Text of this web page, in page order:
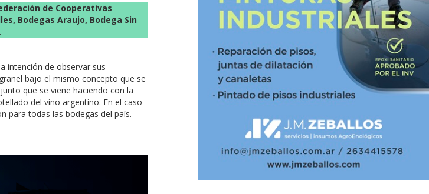
de Cooperativas
Bodegas Araujo, Bodega Sin
.
intención de observar sus
bajo el mismo concepto que se
que se viene haciendo con la
del vino argentino. En el caso
para todas las bodegas del país.